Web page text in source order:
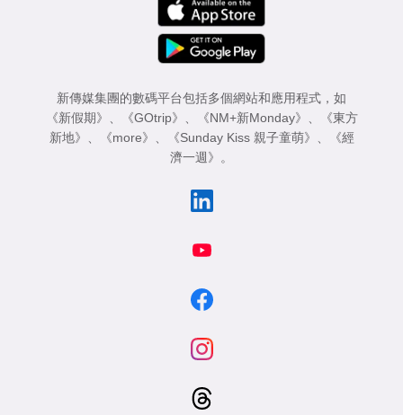
新傳媒集團的數碼平台包括多個網站和應用程式，如
《新假期》
《GOtrip》 《NM+新Monday》
《東方
新地》
《more》 《Sunday Kiss 親子童萌》
《經
濟一週》
。